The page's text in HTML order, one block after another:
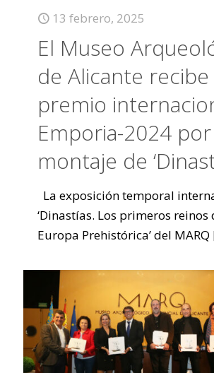
13 febrero, 2025
El Museo
de Alicante recibe
premio
Emporia-2024
montaje de
La exposición temporal
‘Dinastías. Los primeros reinos
Europa Prehistórica’ del MARQ